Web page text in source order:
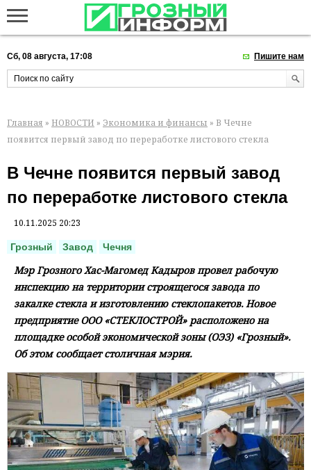
Сб, 08 августа, 17:08 Пишите нам
Главная » НОВОСТИ » Экономика и финансы » В Чечне
появится первый завод по переработке листового стекла
В Чечне появится первый завод
по переработке листового стекла
10.11.2025 20:23
Грозный Завод Чечня
Мэр Грозного Хас-Магомед Кадыров провел рабочую
инспекцию на территории строящегося завода по
закалке стекла и изготовлению стеклопакетов. Новое
предприятие ООО «СТЕКЛОСТРОЙ» расположено на
площадке особой экономической зоны (ОЭЗ) «Грозный».
Об этом сообщает столичная мэрия.